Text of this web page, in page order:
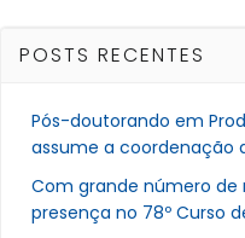
POSTS RECENTES
Pós-doutorando em
assume a coordenação
Com grande número de
presença no 78º Curso